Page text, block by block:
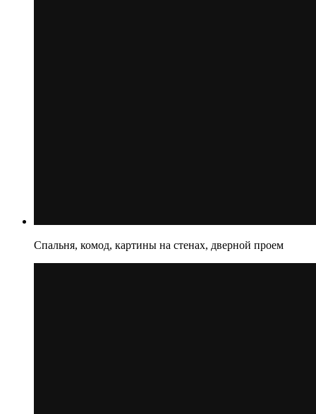
Спальня, комод, картины на стенах, дверной проем